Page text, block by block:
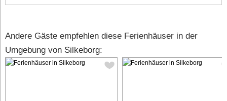
Andere Gäste empfehlen diese Ferienhäuser in der
Umgebung von Silkeborg: